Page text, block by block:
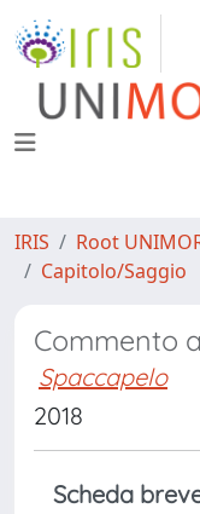
IRIS Root
Capitolo/Saggio
Commento
Spaccapelo
2018
Scheda